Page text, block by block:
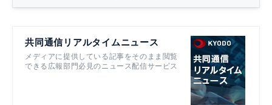
共同通信リアルタイムニュース
メディアに提供している記事をそのまま閲覧
できる広報部門必見のニュース配信サービス